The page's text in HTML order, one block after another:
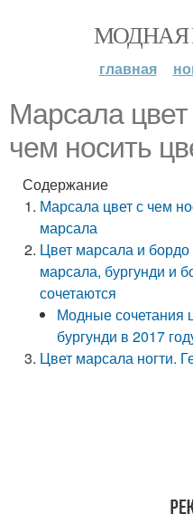
МОДНАЯ
главная
Марсала
чем носить
Содержание
Марсала цвет с чем
марсала
Цвет марсала и
марсала, бургунди и
сочетаются
Модные сочетания
бургунди в 2017
Цвет марсала ногти.